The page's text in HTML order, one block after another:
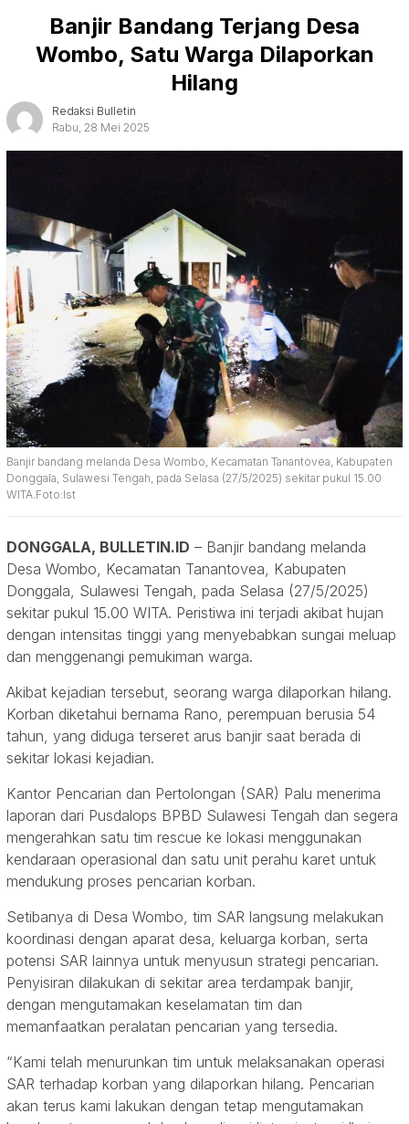
Banjir Bandang Terjang Desa
Wombo, Satu Warga Dilaporkan
Hilang
Redaksi Bulletin
Rabu, 28 Mei 2025
Banjir bandang melanda Desa Wombo, Kecamatan Tanantovea, Kabupaten
Donggala, Sulawesi Tengah, pada Selasa (27/5/2025) sekitar pukul 15.00
WITA.Foto:Ist
DONGGALA, BULLETIN.ID – Banjir bandang melanda
Desa Wombo, Kecamatan Tanantovea, Kabupaten
Donggala, Sulawesi Tengah, pada Selasa (27/5/2025)
sekitar pukul 15.00 WITA. Peristiwa ini terjadi akibat hujan
dengan intensitas tinggi yang menyebabkan sungai meluap
dan menggenangi pemukiman warga.
Akibat kejadian tersebut, seorang warga dilaporkan hilang.
Korban diketahui bernama Rano, perempuan berusia 54
tahun, yang diduga terseret arus banjir saat berada di
sekitar lokasi kejadian.
Kantor Pencarian dan Pertolongan (SAR) Palu menerima
laporan dari Pusdalops BPBD Sulawesi Tengah dan segera
mengerahkan satu tim rescue ke lokasi menggunakan
kendaraan operasional dan satu unit perahu karet untuk
mendukung proses pencarian korban.
Setibanya di Desa Wombo, tim SAR langsung melakukan
koordinasi dengan aparat desa, keluarga korban, serta
potensi SAR lainnya untuk menyusun strategi pencarian.
Penyisiran dilakukan di sekitar area terdampak banjir,
dengan mengutamakan keselamatan tim dan
memanfaatkan peralatan pencarian yang tersedia.
“Kami telah menurunkan tim untuk melaksanakan operasi
SAR terhadap korban yang dilaporkan hilang. Pencarian
akan terus kami lakukan dengan tetap mengutamakan